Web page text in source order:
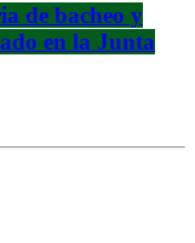
de bacheo y
en la Junta